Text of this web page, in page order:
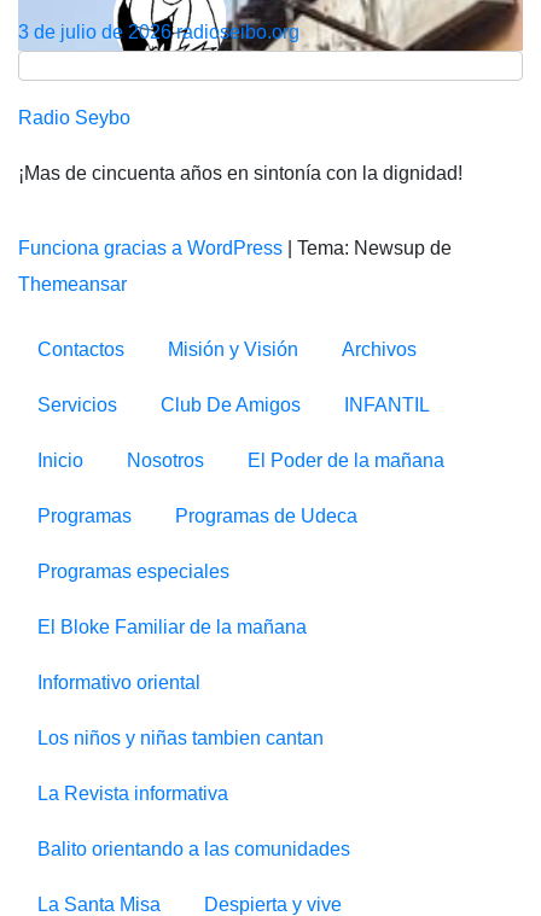
3 de julio de 2026radioseibo.org
Radio Seybo
¡Mas de cincuenta años en sintonía con la dignidad!
Funciona gracias a WordPress
Tema: Newsup de
Themeansar
Contactos Misión y Visión Archivos
Servicios Club De Amigos INFANTIL
Inicio Nosotros El Poder de la mañana
Programas Programas de Udeca
Programas especiales
El Bloke Familiar de la mañana
Informativo oriental
Los niños y niñas tambien cantan
La Revista informativa
Balito orientando a las comunidades
La Santa Misa Despierta y vive